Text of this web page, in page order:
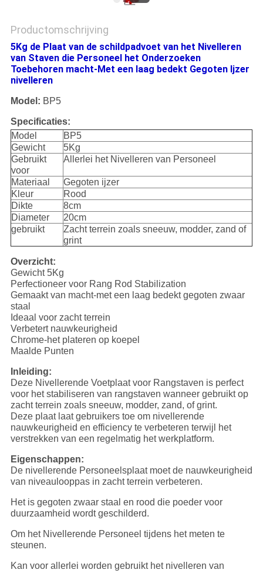
Productomschrijving
5Kg de Plaat van de schildpadvoet van het Nivelleren
van Staven die Personeel het Onderzoeken
Toebehoren macht-Met een laag bedekt Gegoten Ijzer
nivelleren
Model: BP5
Specificaties:
Model
BP5
Gewicht
5Kg
Gebruikt
voor
Allerlei het Nivelleren van Personeel
Materiaal
Gegoten ijzer
Kleur
Rood
Dikte
8cm
Diameter
20cm
gebruikt
Zacht terrein zoals sneeuw, modder, zand of
grint
Overzicht:
Gewicht 5Kg
Perfectioneer voor Rang Rod Stabilization
Gemaakt van macht-met een laag bedekt gegoten zwaar
staal
Ideaal voor zacht terrein
Verbetert nauwkeurigheid
Chrome-het plateren op koepel
Maalde Punten
Inleiding:
Deze Nivellerende Voetplaat voor Rangstaven is perfect
voor het stabiliseren van rangstaven wanneer gebruikt op
zacht terrein zoals sneeuw, modder, zand, of grint.
Deze plaat laat gebruikers toe om nivellerende
nauwkeurigheid en efficiency te verbeteren terwijl het
verstrekken van een regelmatig het werkplatform.
Eigenschappen:
De nivellerende Personeelsplaat moet de nauwkeurigheid
van niveaulooppas in zacht terrein verbeteren.
Het is gegoten zwaar staal en rood die poeder voor
duurzaamheid wordt geschilderd.
Om het Nivellerende Personeel tijdens het meten te
steunen.
Kan voor allerlei worden gebruikt het nivelleren van